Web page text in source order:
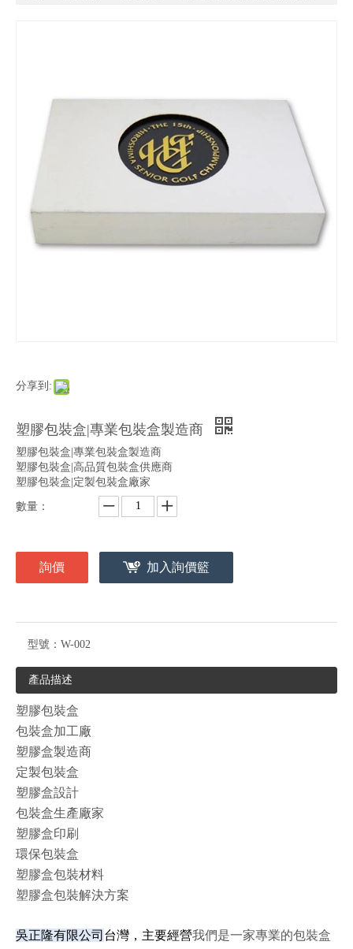
分享到:
塑膠包裝盒|專業包裝盒製造商
塑膠包裝盒|專業包裝盒製造商
塑膠包裝盒|高品質包裝盒供應商
塑膠包裝盒|定製包裝盒廠家
數量：
詢價 加入詢價籃
型號： W-002
產品描述
塑膠包裝盒
包裝盒加工廠
塑膠盒製造商
定製包裝盒
塑膠盒設計
包裝盒生產廠家
塑膠盒印刷
環保包裝盒
塑膠盒包裝材料
塑膠盒包裝解決方案
吳正隆有限公司 台灣，主要經營我們是一家專業的包裝盒